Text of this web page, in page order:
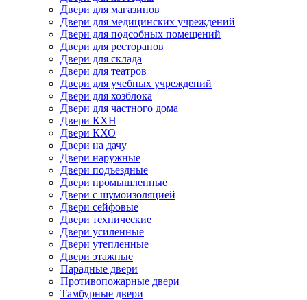
Двери для магазинов
Двери для медицинских учреждений
Двери для подсобных помещений
Двери для ресторанов
Двери для склада
Двери для театров
Двери для учебных учреждений
Двери для хозблока
Двери для частного дома
Двери КХН
Двери КХО
Двери на дачу
Двери наружные
Двери подъездные
Двери промышленные
Двери с шумоизоляцией
Двери сейфовые
Двери технические
Двери усиленные
Двери утепленные
Двери этажные
Парадные двери
Противопожарные двери
Тамбурные двери